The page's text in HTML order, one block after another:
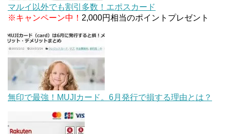
マルイ以外でも割引多数！エポスカード
※キャンペーン中！ 2,000円相当のポイントプレゼント
無印で最強！MUJIカード。6月発行で損する理由とは？